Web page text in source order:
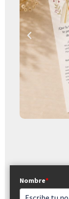
Nombre*